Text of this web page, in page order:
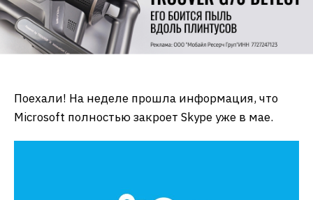
Поехали! На неделе прошла информация, что
Microsoft полностью закроет Skype уже в мае.